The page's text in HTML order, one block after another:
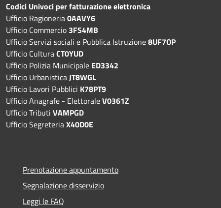
Codici Univoci per fatturazione elettronica
Ufficio Ragioneria0AAVY6
Ufficio Commercio 3FS4MB
Ufficio Servizi sociali e Pubblica Istruzione8UF7OP
Ufficio CulturaCT0YUD
Ufficio Polizia Municipale ED3342
Ufficio UrbanisticaJT8WGL
Ufficio Lavori Pubblici K78PT9
Ufficio Anagrafe - ElettoraleV0361Z
Ufficio Tributi VAMPGD
Ufficio SegreteriaX40D0E
Prenotazione appuntamento
Segnalazione disservizio
Leggi le FAQ